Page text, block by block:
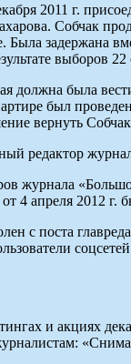
2011 г.
Собчак
задержана
выборов
должна была
был
вернуть
редактор
журнала
4 апреля 2012
с поста
и акциях